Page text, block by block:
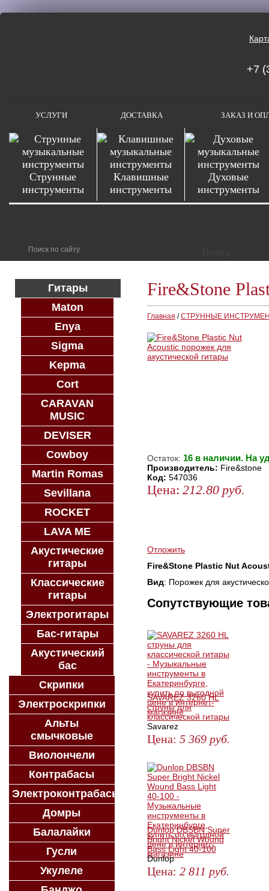
+7
УСЛУГИ ДОСТАВКА ЗАКАЗ И
Струнные
инструменты
Клавишные
инструменты
Духовые
инструменты
Fire&Stone
Главная /СТРУННЫЕ
Остаток: 16 в наличии. На
Производитель: Fire&stone
Код: 547036
Цена: 212.80 руб.
Отложить
Fire&Stone Plastic Nut
Вид: Порожек для
Сопутствующие
SAVAREZ 3260 HL
струны для
классической гитары
Savarez
Цена: 5 369 руб.
Dunlop DBSBN Super
Bright Nickel Wound
Bass Light 40-100
Dunlop
Цена: 2 811 руб.
Гитары
Maton
Enya
Sigma
Kepma
Cort
CARAVAN
MUSIC
DEVISER
Cowboy
Martin Romas
Sevillana
ROCKET
LAVA ME
Акустические
гитары
Классические
гитары
Электрогитары
Бас-гитары
Акустический
бас
Скрипки
Электроскрипки
Альты
смычковые
Виолончели
Контрабасы
Электроконтрабасы
Домры
Балалайки
Гусли
Укулеле